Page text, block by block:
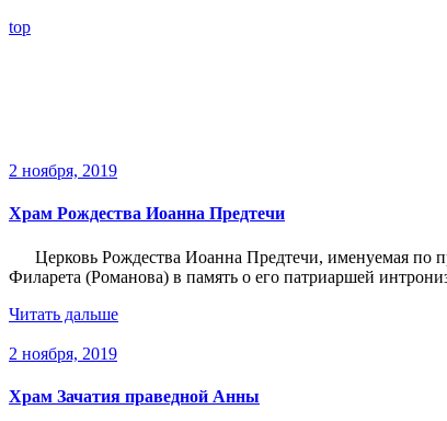
top
2 ноября, 2019
Храм Рождества Иоанна Предтечи
Церковь Рождества Иоанна Предтечи, именуемая по
Филарета (Романова) в память о его патриаршей
Читать дальше
2 ноября, 2019
Храм Зачатия праведной Анны